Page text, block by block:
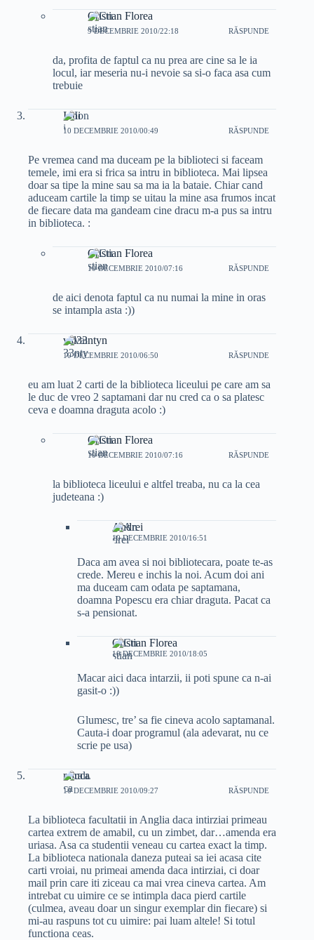
Cristian Florea
9 DECEMBRIE 2010/22:18 RĂSPUNDE
da, profita de faptul ca nu prea are cine sa le ia
locul, iar meseria nu-i nevoie sa si-o faca asa cum
trebuie
Ioni
10 DECEMBRIE 2010/00:49 RĂSPUNDE
Pe vremea cand ma duceam pe la biblioteci si faceam
temele, imi era si frica sa intru in biblioteca. Mai lipsea
doar sa tipe la mine sau sa ma ia la bataie. Chiar cand
aduceam cartile la timp se uitau la mine asa frumos incat
de fiecare data ma gandeam cine dracu m-a pus sa intru
in biblioteca. :
Cristian Florea
10 DECEMBRIE 2010/07:16 RĂSPUNDE
de aici denota faptul ca nu numai la mine in oras
se intampla asta :))
val33ntyn
10 DECEMBRIE 2010/06:50 RĂSPUNDE
eu am luat 2 carti de la biblioteca liceului pe care am sa
le duc de vreo 2 saptamani dar nu cred ca o sa platesc
ceva e doamna draguta acolo :)
Cristian Florea
10 DECEMBRIE 2010/07:16 RĂSPUNDE
la biblioteca liceului e altfel treaba, nu ca la cea
judeteana :)
Andrei
10 DECEMBRIE 2010/16:51
Daca am avea si noi bibliotecara, poate te-as
crede. Mereu e inchis la noi. Acum doi ani
ma duceam cam odata pe saptamana,
doamna Popescu era chiar draguta. Pacat ca
s-a pensionat.
Cristian Florea
10 DECEMBRIE 2010/18:05
Macar aici daca intarzii, ii poti spune ca n-ai
gasit-o :))
Glumesc, tre’ sa fie cineva acolo saptamanal.
Cauta-i doar programul (ala adevarat, nu ce
scrie pe usa)
raluca
10 DECEMBRIE 2010/09:27 RĂSPUNDE
La biblioteca facultatii in Anglia daca intirziai primeau
cartea extrem de amabil, cu un zimbet, dar…amenda era
uriasa. Asa ca studentii veneau cu cartea exact la timp.
La biblioteca nationala daneza puteai sa iei acasa cite
carti vroiai, nu primeai amenda daca intirziai, ci doar
mail prin care iti ziceau ca mai vrea cineva cartea. Am
intrebat cu uimire ce se intimpla daca pierd cartile
(culmea, aveau doar un singur exemplar din fiecare) si
mi-au raspuns tot cu uimire: pai luam altele! Si totul
functiona ceas.